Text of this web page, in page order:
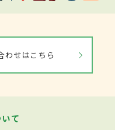
わせはこちら
て